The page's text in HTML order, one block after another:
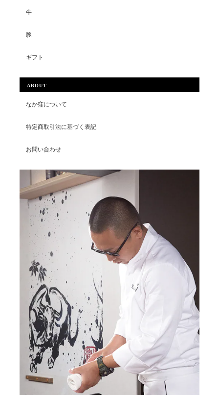
牛
豚
ギフト
ABOUT
なか窪について
特定商取引法に基づく表記
お問い合わせ